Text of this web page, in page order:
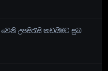
වෙනි උපසිරැසි කඩයීමට සුබ